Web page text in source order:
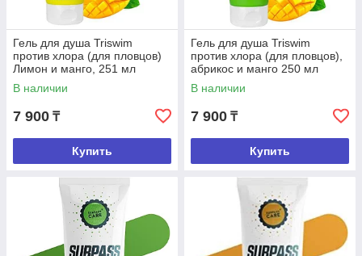
Гель для душа Triswim
против хлора (для пловцов)
Лимон и манго, 251 мл
В наличии
7 900 ₸
Купить
Гель для душа Triswim
против хлора (для пловцов),
абрикос и манго 250 мл
В наличии
7 900 ₸
Купить